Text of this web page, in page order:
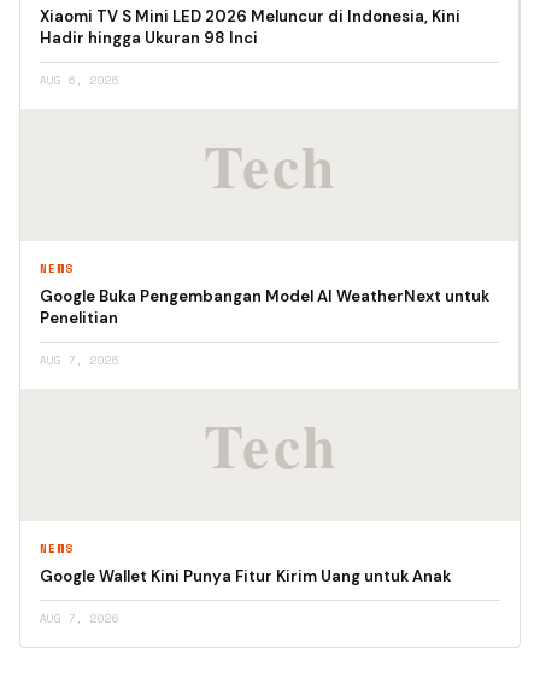
Xiaomi TV S Mini LED 2026 Meluncur di Indonesia, Kini
Hadir hingga Ukuran 98 Inci
AUG 6, 2026
NEWS
Google Buka Pengembangan Model AI WeatherNext untuk
Penelitian
AUG 7, 2026
NEWS
Google Wallet Kini Punya Fitur Kirim Uang untuk Anak
AUG 7, 2026